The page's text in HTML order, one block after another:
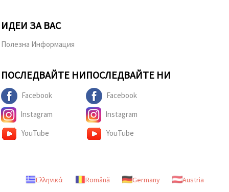
ИДЕИ ЗА ВАС
Полезна Информация
ПОСЛЕДВАЙТЕ НИ
Facebook
Instagram
YouTube
ПОСЛЕДВАЙТЕ НИ
Facebook
Instagram
YouTube
Ελληνικά Română Germany
Austria